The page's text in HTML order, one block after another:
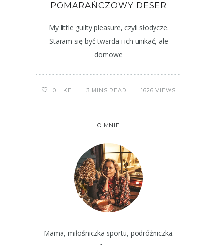
POMARAŃCZOWY DESER
My little guilty pleasure, czyli słodycze.
Staram się być twarda i ich unikać, ale
domowe
0 LIKE 3 MINS READ 1626 VIEWS
O MNIE
Mama, miłośniczka sportu, podróżniczka.